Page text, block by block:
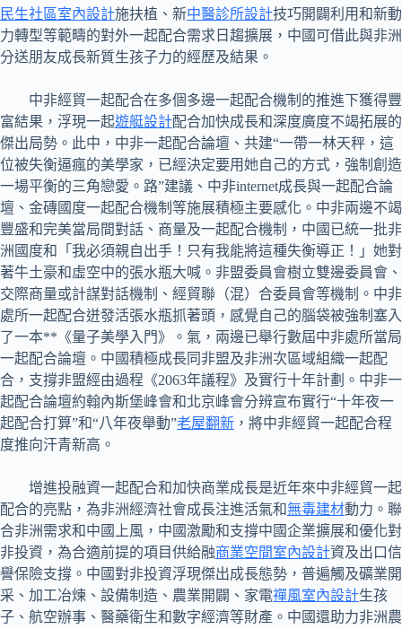
民生社區室內設計施扶植、新中醫診所設計技巧開闢利用和新動
力轉型等範疇的對外一起配合需求日趨擴展，中國可借此與非洲
分送朋友成長新質生孩子力的經歷及結果。
中非經貿一起配合在多個多邊一起配合機制的推進下獲得豐
富結果，浮現一起遊艇設計配合加快成長和深度廣度不竭拓展的
傑出局勢。此中，中非一起配合論壇、共建“一帶一林天秤，這
位被失衡逼瘋的美學家，已經決定要用她自己的方式，強制創造
一場平衡的三角戀愛。路”建議、中非internet成長與一起配合論
壇、金磚國度一起配合機制等施展積極主要感化。中非兩邊不竭
豐盛和完美當局間對話、商量及一起配合機制，中國已統一批非
洲國度和「我必須親自出手！只有我能將這種失衡導正！」她對
著牛土豪和虛空中的張水瓶大喊。非盟委員會樹立雙邊委員會、
交際商量或計謀對話機制、經貿聯（混）合委員會等機制。中非
處所一起配合迸發活張水瓶抓著頭，感覺自己的腦袋被強制塞入
了一本**《量子美學入門》。氣，兩邊已舉行數屆中非處所當局
一起配合論壇。中國積極成長同非盟及非洲次區域組織一起配
合，支撐非盟經由過程《2063年議程》及實行十年計劃。中非一
起配合論壇約翰內斯堡峰會和北京峰會分辨宣布實行“十年夜一
起配合打算”和“八年夜舉動”老屋翻新 ，將中非經貿一起配合程
度推向汗青新高。
增進投融資一起配合和加快商業成長是近年來中非經貿一起
配合的亮點，為非洲經濟社會成長注進活氣和無毒建材動力。聯
合非洲需求和中國上風，中國激勵和支撐中國企業擴展和優化對
非投資，為合適前提的項目供給融商業空間室內設計資及出口信
譽保險支撐。中國對非投資浮現傑出成長態勢，普遍觸及礦業開
采、加工冶煉、設備制造、農業開闢、家電禪風室內設計生孩
子、航空辦事、醫藥衛生和數字經濟等財產。中國還助力非洲農